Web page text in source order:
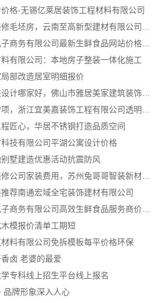
格-无锡亿莱居装饰工程材料有限公司
湖北省惠物电子商务有限公司最新生鲜食品网站价格汇总
有限公司：本地房子整装一体化施工
部改造居室明细报价
品质装饰家装设计哪家好，佛山市雅居美家建筑装饰工程有限公司
匠心，华居不锈钢打造品质空间
技有限公司平湖公寓设计价格
墅建造优惠活动抗震防风
张家港本地装修公司家装费用，苏州兔哥哥智装新材料有限公司透明报价
荐南通宏域全宅装饰建材有限公司
湖北省惠物电子商务有限公司高效生鲜食品服务商价格一览
模报价清单工期短
料有限公司免拆模板每平价格环保
卤 老婆的最爱
专科线上招生平台线上报名
品牌形象深入人心